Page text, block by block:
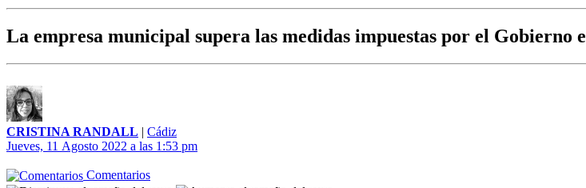
La empresa municipal supera las medidas impuestas por el Gobierno
CRISTINA RANDALL | Cádiz
Jueves, 11 Agosto 2022 a las 1:53 pm
Comentarios